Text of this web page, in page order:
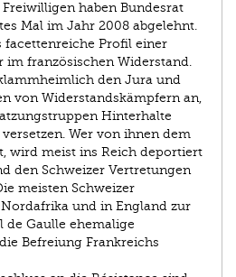
haben Bundesrat
Mal im Jahr 2008 abgelehnt.
facettenreiche Profil einer
im französischen Widerstand.
den Jura und
von Widerstandskämpfern an,
Hinterhalte
Wer von ihnen dem
wird meist ins Reich deportiert
den Schweizer Vertretungen
meisten Schweizer
und in England zur
de Gaulle ehemalige
Befreiung Frankreichs